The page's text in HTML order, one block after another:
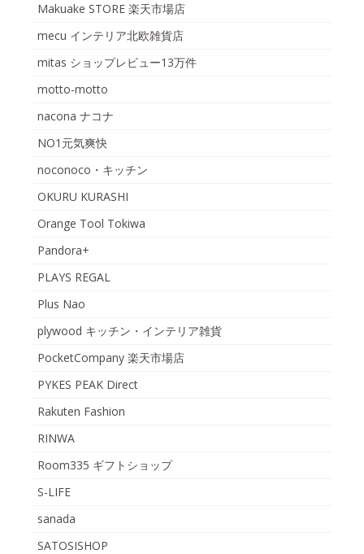
Makuake STORE 楽天市場店
mecu インテリア北欧雑貨店
mitas ショップレビュー13万件
motto-motto
nacona ナコナ
NO1元気爽快
noconoco・キッチン
OKURU KURASHI
Orange Tool Tokiwa
Pandora+
PLAYS REGAL
Plus Nao
plywood キッチン・インテリア雑貨
PocketCompany 楽天市場店
PYKES PEAK Direct
Rakuten Fashion
RINWA
Room335 ギフトショップ
S-LIFE
sanada
SATOSISHOP